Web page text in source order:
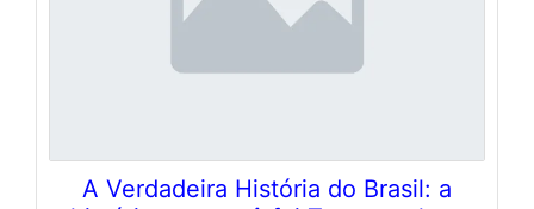
A Verdadeira História do Brasil: a